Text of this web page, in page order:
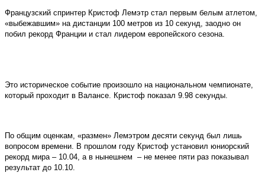
Французский спринтер Кристоф Лемэтр стал первым белым атлетом,
«выбежавшим» на дистанции 100 метров из 10 секунд, заодно он
побил рекорд Франции и стал лидером европейского сезона.
Это историческое событие произошло на национальном чемпионате,
который проходит в Валансе. Кристоф показал 9.98 секунды.
По общим оценкам, «размен» Лемэтром десяти секунд был лишь
вопросом времени. В прошлом году Кристоф установил юниорский
рекорд мира – 10.04, а в нынешнем – не менее пяти раз показывал
результат до 10.10.